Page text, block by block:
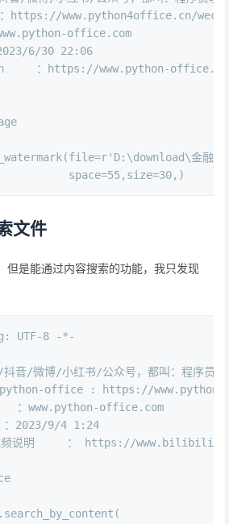
https://www.python4office.cn/
www.python-office.com
6/30 22:06
：https://www.python-
r'D:\download\金融最
space=
55,size=30,)
文件
但是能通过内容搜索的功能，我只发现
UTF-8 -*-
音/微博/小红书/公众号，都叫：程序员晚
office : https://
：www.python-office.com
：2023/9/4 1:24
视频说明     ： https://